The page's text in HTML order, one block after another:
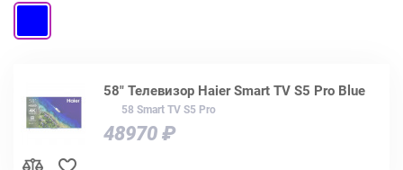
58" Телевизор Haier Smart TV S5 Pro Blue
58 Smart TV S5 Pro
48970 ₽